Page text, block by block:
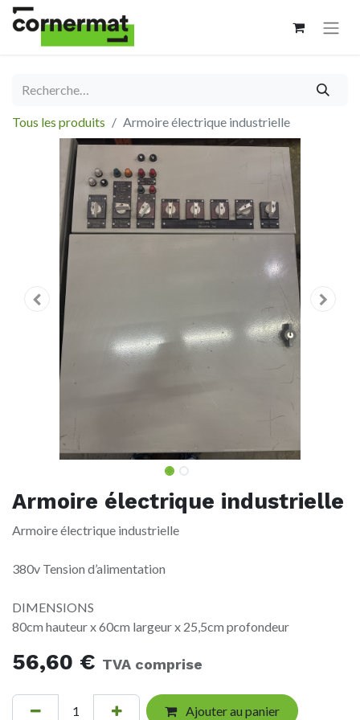
Tous les produits Armoire électrique industrielle
Armoire électrique industrielle
Armoire électrique industrielle
380v Tension d’alimentation
DIMENSIONS
80cm hauteur x 60cm largeur x 25,5cm profondeur
56,60 € TVA comprise
Ajouter au panier